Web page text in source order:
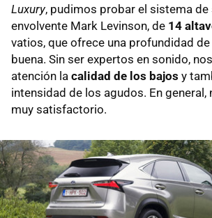
Luxury, pudimos probar el sistema de
envolvente Mark Levinson, de 14
vatios, que ofrece una profundidad
buena. Sin ser expertos en sonido,
atención la calidad de los bajos y
intensidad de los agudos. En general,
muy satisfactorio.